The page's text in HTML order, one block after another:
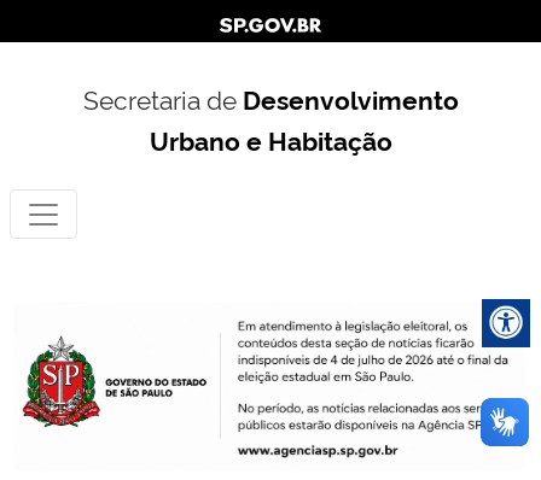
Secretaria de Desenvolvimento
Urbano e Habitação